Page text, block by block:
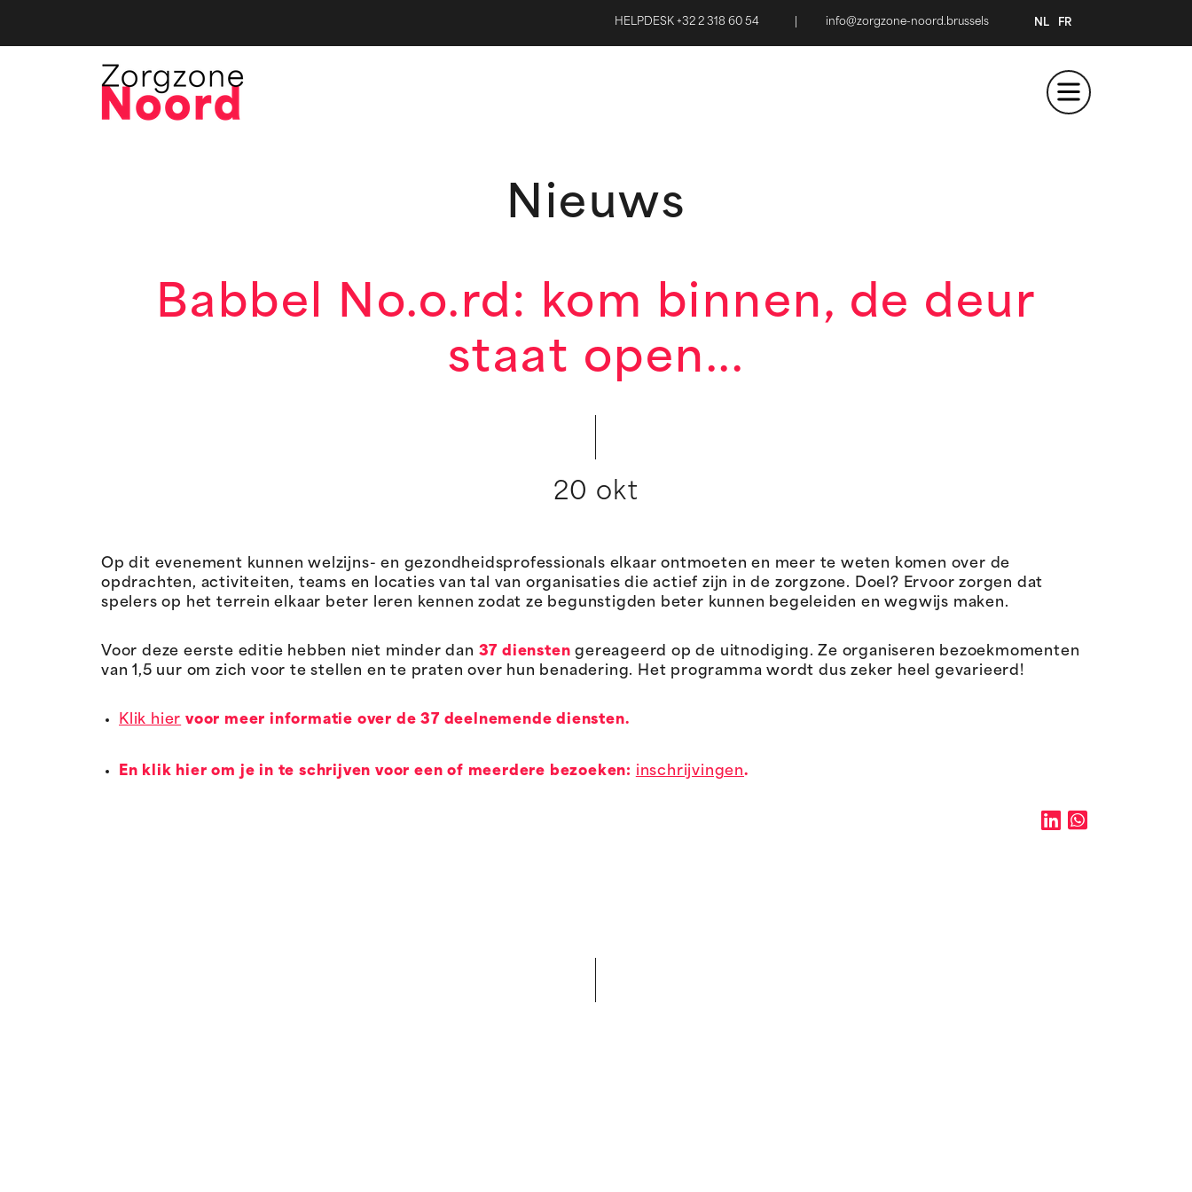
HELPDESK +32 2 318 60 54 info@zorgzone-noord.brussels NL FR
Nieuws
Babbel No.o.rd: kom binnen, de deur
staat open...
20 okt
Op dit evenement kunnen welzijns- en gezondheidsprofessionals elkaar ontmoeten en meer te weten komen over de
opdrachten, activiteiten, teams en locaties van tal van organisaties die actief zijn in de zorgzone. Doel? Ervoor zorgen dat
spelers op het terrein elkaar beter leren kennen zodat ze begunstigden beter kunnen begeleiden en wegwijs maken.
Voor deze eerste editie hebben niet minder dan 37 diensten gereageerd op de uitnodiging. Ze organiseren bezoekmomenten
van 1,5 uur om zich voor te stellen en te praten over hun benadering. Het programma wordt dus zeker heel gevarieerd!
Klik hier voor meer informatie over de 37 deelnemende diensten.
En klik hier om je in te schrijven voor een of meerdere bezoeken: inschrijvingen.